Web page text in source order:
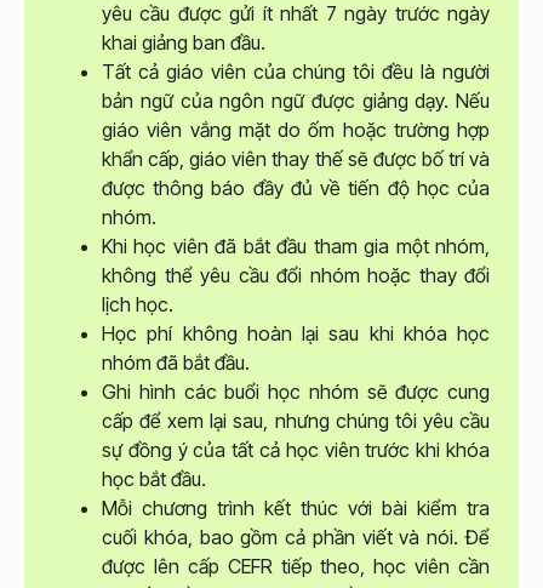
yêu cầu được gửi ít nhất 7 ngày trước ngày
khai giảng ban đầu.
Tất cả giáo viên của chúng tôi đều là người
bản ngữ của ngôn ngữ được giảng dạy. Nếu
giáo viên vắng mặt do ốm hoặc trường hợp
khẩn cấp, giáo viên thay thế sẽ được bố trí và
được thông báo đầy đủ về tiến độ học của
nhóm.
Khi học viên đã bắt đầu tham gia một nhóm,
không thể yêu cầu đổi nhóm hoặc thay đổi
lịch học.
Học phí không hoàn lại sau khi khóa học
nhóm đã bắt đầu.
Ghi hình các buổi học nhóm sẽ được cung
cấp để xem lại sau, nhưng chúng tôi yêu cầu
sự đồng ý của tất cả học viên trước khi khóa
học bắt đầu.
Mỗi chương trình kết thúc với bài kiểm tra
cuối khóa, bao gồm cả phần viết và nói. Để
được lên cấp CEFR tiếp theo, học viên cần